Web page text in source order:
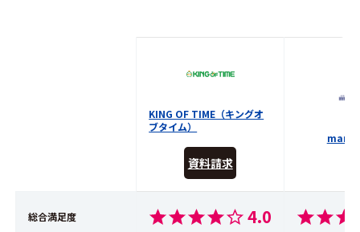
KING OF TIME（キングオ
ブタイム）
資料請求
総合満足度 4.0